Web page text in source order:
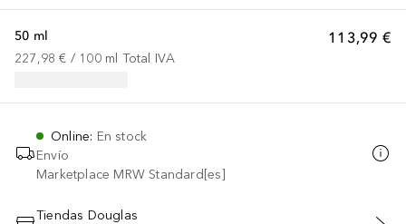
113,99 €
50 ml
227,98 € / 100 ml Total IVA
Online: En stock
Envío
Marketplace MRW Standard[es]
Tiendas Douglas